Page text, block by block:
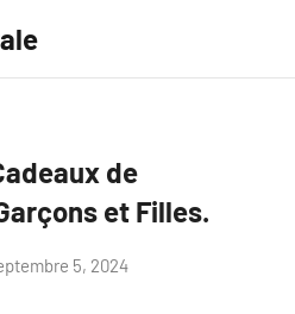
de
et Filles.
5, 2024